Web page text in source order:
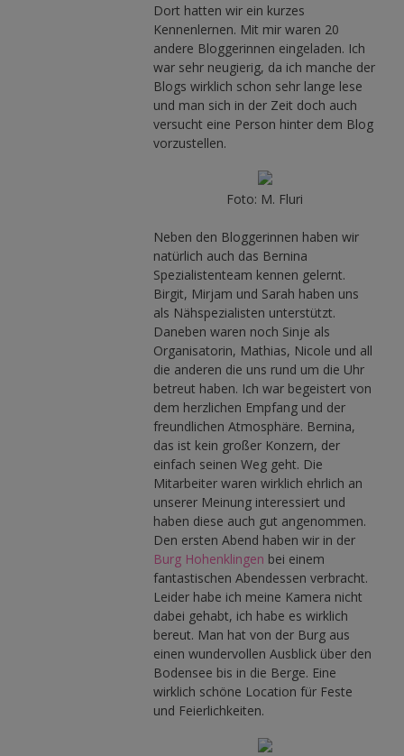
Dort hatten wir ein kurzes
Kennenlernen. Mit mir waren 20
andere Bloggerinnen eingeladen. Ich
war sehr neugierig, da ich manche der
Blogs wirklich schon sehr lange lese
und man sich in der Zeit doch auch
versucht eine Person hinter dem Blog
vorzustellen.
Foto: M. Fluri
Neben den Bloggerinnen haben wir
natürlich auch das Bernina
Spezialistenteam kennen gelernt.
Birgit, Mirjam und Sarah haben uns
als Nähspezialisten unterstützt.
Daneben waren noch Sinje als
Organisatorin, Mathias, Nicole und all
die anderen die uns rund um die Uhr
betreut haben. Ich war begeistert von
dem herzlichen Empfang und der
freundlichen Atmosphäre. Bernina,
das ist kein großer Konzern, der
einfach seinen Weg geht. Die
Mitarbeiter waren wirklich ehrlich an
unserer Meinung interessiert und
haben diese auch gut angenommen.
Den ersten Abend haben wir in der
Burg Hohenklingen bei einem
fantastischen Abendessen verbracht.
Leider habe ich meine Kamera nicht
dabei gehabt, ich habe es wirklich
bereut. Man hat von der Burg aus
einen wundervollen Ausblick über den
Bodensee bis in die Berge. Eine
wirklich schöne Location für Feste
und Feierlichkeiten.